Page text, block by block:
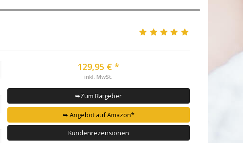
129,95 € *
inkl. MwSt.
➥Zum Ratgeber
➥ Angebot auf Amazon*
Kundenrezensionen